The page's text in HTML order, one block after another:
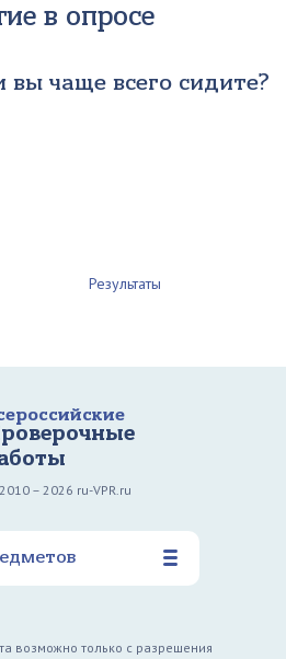
в опросе
вы чаще всего сидите?
Результаты
– 2026 ru-VPR.ru
возможно только с разрешения